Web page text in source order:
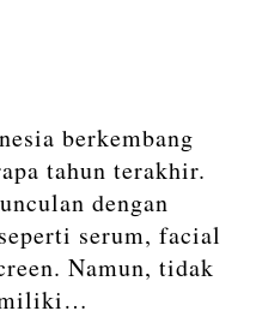
berkembang
tahun terakhir.
dengan
serum, facial
Namun, tidak